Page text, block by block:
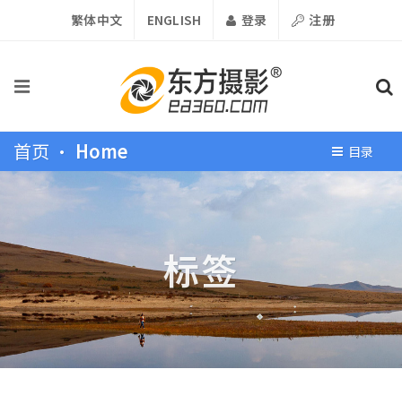
繁体中文 ENGLISH 登录 注册
首页 • Home 目录
标签